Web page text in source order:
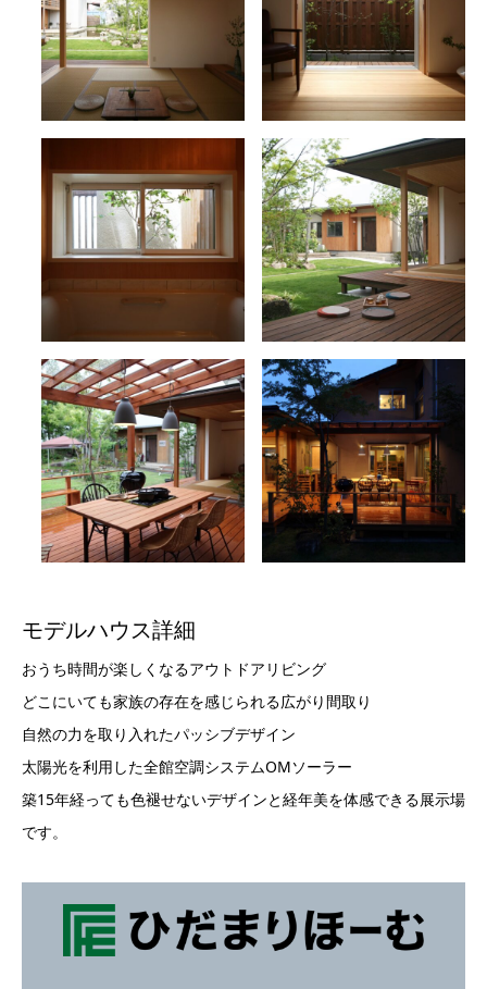
モデルハウス詳細
おうち時間が楽しくなるアウトドアリビング
どこにいても家族の存在を感じられる広がり間取り
自然の力を取り入れたパッシブデザイン
太陽光を利用した全館空調システムOMソーラー
築15年経っても色褪せないデザインと経年美を体感できる展示場
です。